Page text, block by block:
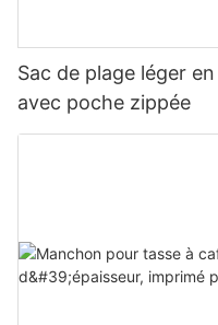
Sac de plage léger
avec poche zippée